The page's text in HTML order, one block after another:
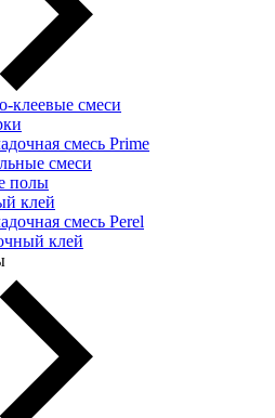
клеевые смеси
смесь Prime
смеси
полы
клей
смесь Perel
клей